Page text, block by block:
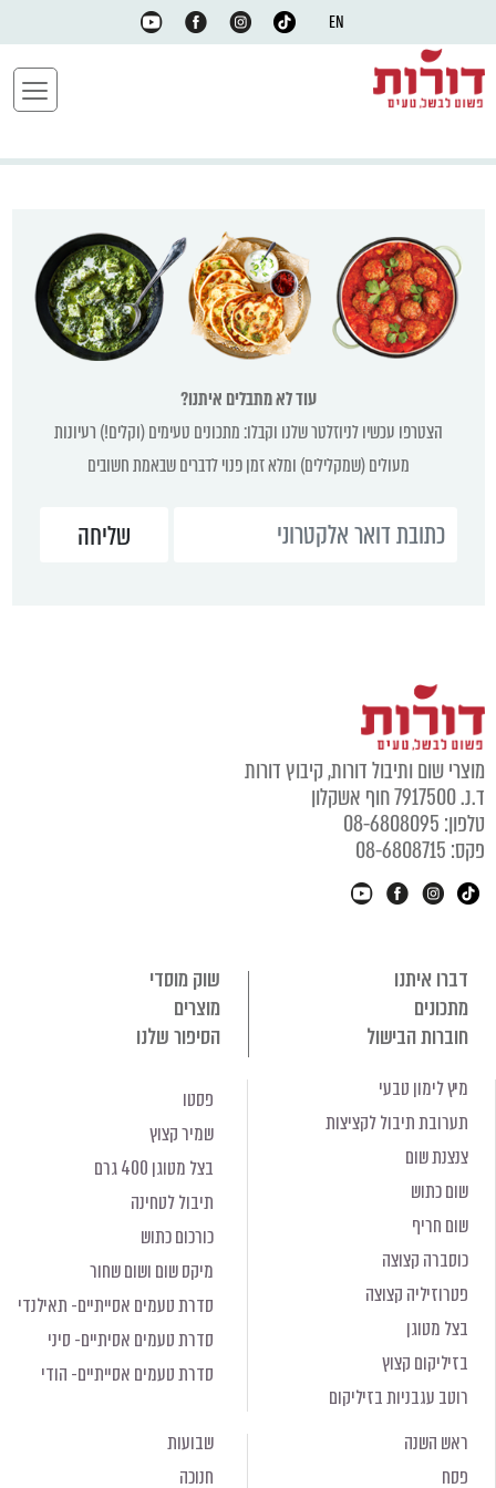
EN
עוד לא מתבלים איתנו?
הצטרפו עכשיו לניוזלטר שלנו וקבלו: מתכונים טעימים (וקלים!) רעיונות
מעולים (שמקלילים) ומלא זמן פנוי לדברים שבאמת חשובים
מוצרי שום ותיבול דורות, קיבוץ דורות
ד.נ. 7917500 חוף אשקלון
טלפון: 08-6808095
פקס: 08-6808715
דברו איתנו
שוק מוסדי
מתכונים
מוצרים
חוברות הבישול
הסיפור שלנו
מיץ לימון טבעי
תערובת תיבול לקציצות
צנצנת שום
שום כתוש
שום חריף
כוסברה קצוצה
פטרוזיליה קצוצה
בצל מטוגן
בזיליקום קצוץ
רוטב עגבניות בזיליקום
פסטו
שמיר קצוץ
בצל מטוגן 400 גרם
תיבול לטחינה
כורכום כתוש
מיקס שום ושום שחור
סדרת טעמים אסייתיים- תאילנדי
סדרת טעמים אסיתיים- סיני
סדרת טעמים אסייתיים- הודי
ראש השנה
פסח
שבועות
חנוכה